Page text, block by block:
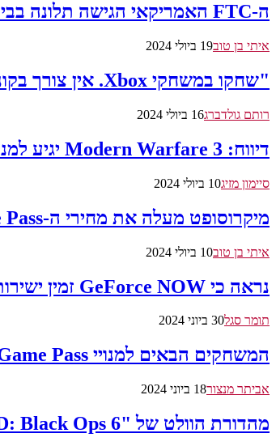
ה-FTC האמריקאי הגישה תלונה בבית משפט נגד מיקרוסופט בעקבות העלאת המחירים של Game Pass
איתי בן טוב19 ביולי 2024
"שחקו במשחקי Xbox. אין צורך בקונסולה" – באנדל גיימינג בענן של מיקרוסופט-אמזון הוכרז
רותם גולדברג16 ביולי 2024
דיווח: Modern Warfare 3 יגיע למנויי Xbox Game Pass החודש
סיימון מזיג10 ביולי 2024
מיקרוסופט מעלה את מחירי ה-Xbox Game Pass ומציגה שכבת מנויים חדשה
איתי בן טוב10 ביולי 2024
נראה כי GeForce NOW זמין ישירות ב-Xbox Game Pass עבור משחקים מסוימים
תומר סגל30 ביוני 2024
המשחקים הבאים למנויי Xbox Game Pass נחשפו
אביתר מנצור18 ביוני 2024
מהדורת הוולט של "CoD: Black Ops 6" הפכה לפריט המוזמן ביותר מראש ב-PlayStation Store